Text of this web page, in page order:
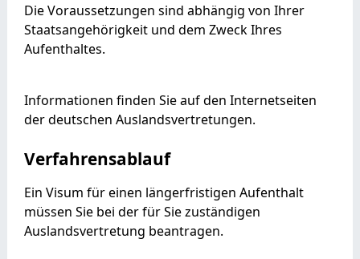
Die Voraussetzungen sind abhängig von Ihrer
Staatsangehörigkeit und dem Zweck Ihres
Aufenthaltes.
Informationen finden Sie auf den Internetseiten
der deutschen Auslandsvertretungen.
Verfahrensablauf
Ein Visum für einen längerfristigen Aufenthalt
müssen Sie bei der für Sie zuständigen
Auslandsvertretung beantragen.